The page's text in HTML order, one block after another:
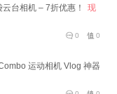
台相机 – 7折优惠！
现
0
0
运动相机 Vlog 神器